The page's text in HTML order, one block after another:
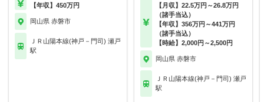
【年収】450万円
岡山県 赤磐市
ＪＲ山陽本線(神戸－門司) 瀬戸
駅
【月収】22.5万円～26.8万円
（諸手当込）
【年収】356万円～441万円
（諸手当込）
【時給】2,000円～2,500円
岡山県 赤磐市
ＪＲ山陽本線(神戸－門司) 瀬戸
駅